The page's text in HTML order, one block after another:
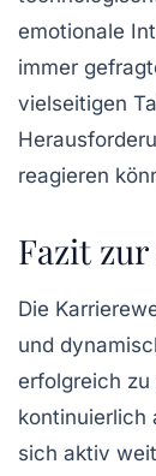
emotionale
immer
vielseitigen
reagieren
Fazit
Die
und
erfolgreich
kontinuierlich
sich aktiv